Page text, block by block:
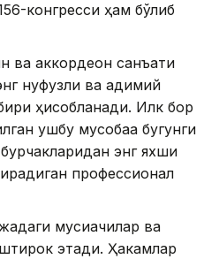
конгресси ҳам бўлиб
ва аккордеон санъати
нуфузли ва қадимий
ҳисобланади. Илк бор
ушбу мусобақа бугунги
энг яхши
профессионал
мусиқачилар ва
этади. Ҳакамлар